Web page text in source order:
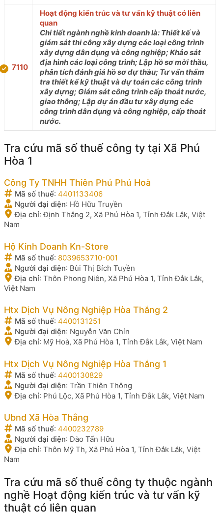
7110
Hoạt động kiến trúc và tư vấn kỹ thuật có liên
quan
Chi tiết ngành nghề kinh doanh là: Thiết kế và
giám sát thi công xây dựng các loại công trình
xây dựng dân dụng và công nghiệp; Khảo sát
địa hình các loại công trình; Lập hồ sơ mời thầu,
phân tích đánh giá hồ sơ dự thầu; Tư vấn thẩm
tra thiết kế kỹ thuật và dự toán các công trình
xây dựng; Giám sát công trình cấp thoát nước,
giao thông; Lập dự án đầu tư xây dựng các
công trình dân dụng và công nghiệp, cấp thoát
nước.
Tra cứu mã số thuế công ty tại Xã Phú
Hòa 1
Công Ty TNHH Thiên Phú Phú Hoà
Mã số thuế: 4401133406
Người đại diện: Hồ Hữu Truyền
Địa chỉ:Định Thắng 2, Xã Phú Hòa 1, Tỉnh Đắk Lắk, Việt
Nam
Hộ Kinh Doanh Kn-Store
Mã số thuế: 8039653710-001
Người đại diện: Bùi Thị Bích Tuyền
Địa chỉ: Thôn Phong Niên, Xã Phú Hòa 1, Tỉnh Đắk Lắk,
Việt Nam
Htx Dịch Vụ Nông Nghiệp Hòa Thắng 2
Mã số thuế: 4400131251
Người đại diện: Nguyễn Văn Chín
Địa chỉ: Mỹ Hoà, Xã Phú Hòa 1, Tỉnh Đắk Lắk, Việt Nam
Htx Dịch Vụ Nông Nghiệp Hòa Thắng 1
Mã số thuế: 4400130829
Người đại diện: Trần Thiện Thông
Địa chỉ: Phú Lộc, Xã Phú Hòa 1, Tỉnh Đắk Lắk, Việt Nam
Ubnd Xã Hòa Thắng
Mã số thuế: 4400232789
Người đại diện:Đào Tấn Hữu
Địa chỉ: Thôn Mỹ Th, Xã Phú Hòa 1, Tỉnh Đắk Lắk, Việt
Nam
Tra cứu mã số thuế công ty thuộc ngành
nghề Hoạt động kiến trúc và tư vấn kỹ
thuật có liên quan